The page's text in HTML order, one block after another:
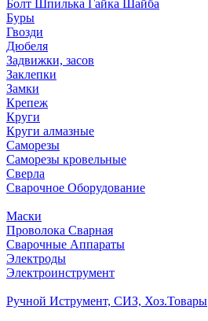
Болт Шпилька Гайка Шайба
Буры
Гвозди
Дюбеля
Задвижки, засов
Заклепки
Замки
Крепеж
Круги
Круги алмазные
Саморезы
Саморезы кровельные
Сверла
Сварочное Оборудование
Маски
Проволока Сварная
Сварочные Аппараты
Электроды
Электроинструмент
Ручной Иструмент, СИЗ, Хоз.Товары